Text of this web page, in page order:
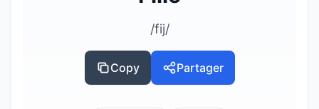
/fij/
Copy Partager